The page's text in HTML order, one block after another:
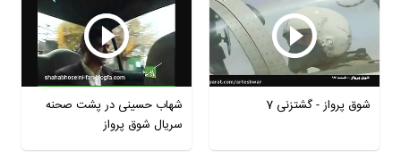
شوق پرواز - گشتزنی 7
شهاب حسینی در پشت صحنه
سریال شوق پرواز